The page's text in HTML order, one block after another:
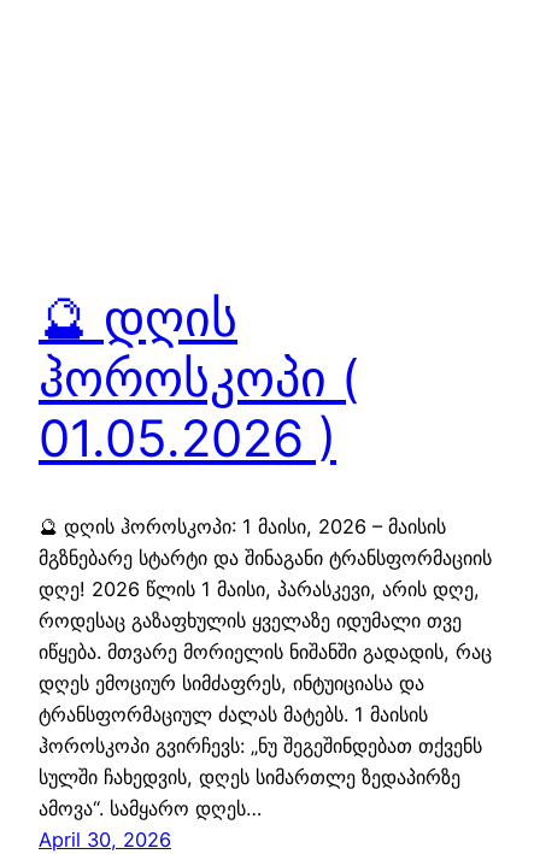
🔮 დღის
ჰოროსკოპი (
01.05.2026 )
🔮 დღის ჰოროსკოპი: 1 მაისი, 2026 – მაისის
მგზნებარე სტარტი და შინაგანი ტრანსფორმაციის
დღე! 2026 წლის 1 მაისი, პარასკევი, არის დღე,
როდესაც გაზაფხულის ყველაზე იდუმალი თვე
იწყება. მთვარე მორიელის ნიშანში გადადის, რაც
დღეს ემოციურ სიმძაფრეს, ინტუიციასა და
ტრანსფორმაციულ ძალას მატებს. 1 მაისის
ჰოროსკოპი გვირჩევს: „ნუ შეგეშინდებათ თქვენს
სულში ჩახედვის, დღეს სიმართლე ზედაპირზე
ამოვა“. სამყარო დღეს…
April 30, 2026